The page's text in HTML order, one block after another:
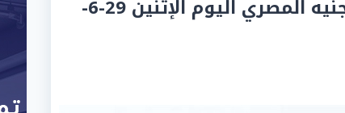
سعر الدينار الكويتي أمام الجنيه المصري اليوم الإثنين 29-6-